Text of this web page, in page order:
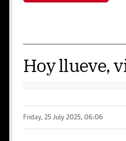
Hoy llueve,
Friday, 25 July 2025, 06:06